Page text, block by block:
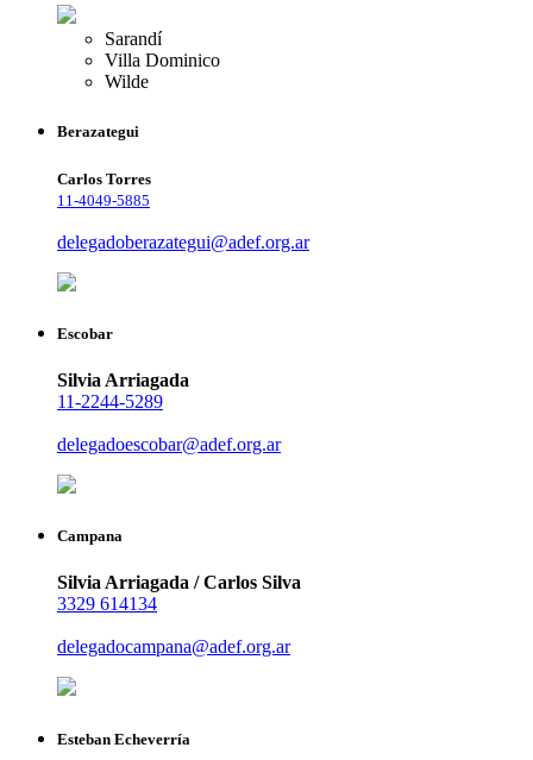
Sarandí
Villa Dominico
Wilde
Berazategui
Carlos Torres
11-4049-5885
delegadoberazategui@adef.org.ar
Escobar
Silvia Arriagada
11-2244-5289
delegadoescobar@adef.org.ar
Campana
Silvia Arriagada / Carlos Silva
3329 614134
delegadocampana@adef.org.ar
Esteban Echeverría